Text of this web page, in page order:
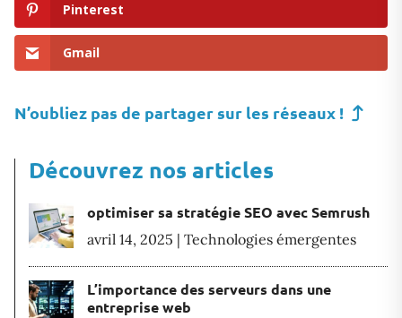
Pinterest
Gmail
N’oubliez pas de partager sur les réseaux !
Découvrez nos articles
optimiser sa stratégie SEO avec Semrush
avril 14, 2025 | Technologies émergentes
L’importance des serveurs dans une
entreprise web